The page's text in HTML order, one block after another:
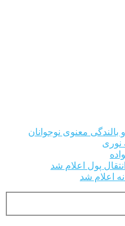
بالندگی معنوی نوجوانان
نوری
پول اعلام شد
اعلام شد